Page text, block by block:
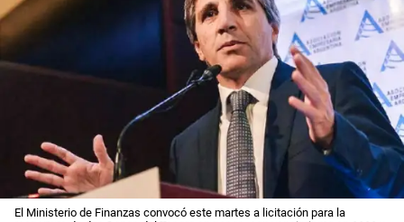
El Ministerio de Finanzas convocó este martes a licitación para la